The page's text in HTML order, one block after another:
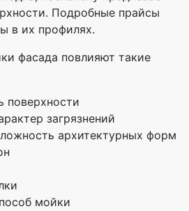
Подробные прайсы
в их профилях.
фасада повлияют такие
поверхности
загрязнений
архитектурных форм
мойки